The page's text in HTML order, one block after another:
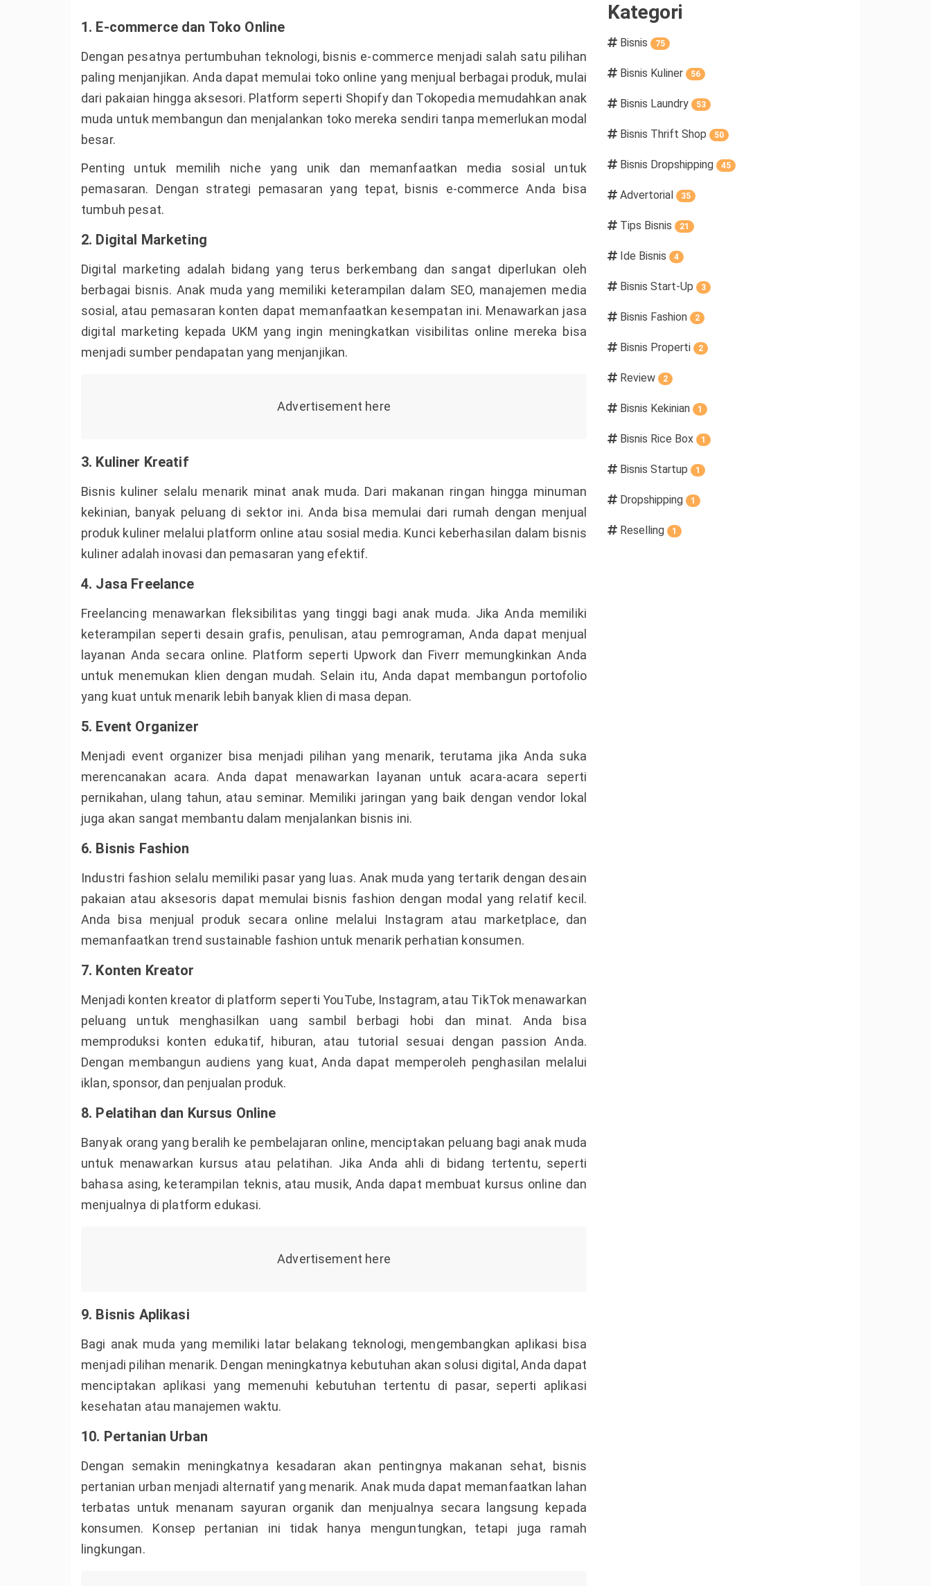
1. E-commerce dan Toko Online
Dengan pesatnya pertumbuhan teknologi, bisnis e-commerce menjadi salah satu pilihan
paling menjanjikan. Anda dapat memulai toko online yang menjual berbagai produk, mulai
dari pakaian hingga aksesori. Platform seperti Shopify dan Tokopedia memudahkan anak
muda untuk membangun dan menjalankan toko mereka sendiri tanpa memerlukan modal
besar.
Penting untuk memilih niche yang unik dan memanfaatkan media sosial untuk
pemasaran. Dengan strategi pemasaran yang tepat, bisnis e-commerce Anda bisa
tumbuh pesat.
2. Digital Marketing
Digital marketing adalah bidang yang terus berkembang dan sangat diperlukan oleh
berbagai bisnis. Anak muda yang memiliki keterampilan dalam SEO, manajemen media
sosial, atau pemasaran konten dapat memanfaatkan kesempatan ini. Menawarkan jasa
digital marketing kepada UKM yang ingin meningkatkan visibilitas online mereka bisa
menjadi sumber pendapatan yang menjanjikan.
3. Kuliner Kreatif
Bisnis kuliner selalu menarik minat anak muda. Dari makanan ringan hingga minuman
kekinian, banyak peluang di sektor ini. Anda bisa memulai dari rumah dengan menjual
produk kuliner melalui platform online atau sosial media. Kunci keberhasilan dalam bisnis
kuliner adalah inovasi dan pemasaran yang efektif.
4. Jasa Freelance
Freelancing menawarkan fleksibilitas yang tinggi bagi anak muda. Jika Anda memiliki
keterampilan seperti desain grafis, penulisan, atau pemrograman, Anda dapat menjual
layanan Anda secara online. Platform seperti Upwork dan Fiverr memungkinkan Anda
untuk menemukan klien dengan mudah. Selain itu, Anda dapat membangun portofolio
yang kuat untuk menarik lebih banyak klien di masa depan.
5. Event Organizer
Menjadi event organizer bisa menjadi pilihan yang menarik, terutama jika Anda suka
merencanakan acara. Anda dapat menawarkan layanan untuk acara-acara seperti
pernikahan, ulang tahun, atau seminar. Memiliki jaringan yang baik dengan vendor lokal
juga akan sangat membantu dalam menjalankan bisnis ini.
6. Bisnis Fashion
Industri fashion selalu memiliki pasar yang luas. Anak muda yang tertarik dengan desain
pakaian atau aksesoris dapat memulai bisnis fashion dengan modal yang relatif kecil.
Anda bisa menjual produk secara online melalui Instagram atau marketplace, dan
memanfaatkan trend sustainable fashion untuk menarik perhatian konsumen.
7. Konten Kreator
Menjadi konten kreator di platform seperti YouTube, Instagram, atau TikTok menawarkan
peluang untuk menghasilkan uang sambil berbagi hobi dan minat. Anda bisa
memproduksi konten edukatif, hiburan, atau tutorial sesuai dengan passion Anda.
Dengan membangun audiens yang kuat, Anda dapat memperoleh penghasilan melalui
iklan, sponsor, dan penjualan produk.
8. Pelatihan dan Kursus Online
Banyak orang yang beralih ke pembelajaran online, menciptakan peluang bagi anak muda
untuk menawarkan kursus atau pelatihan. Jika Anda ahli di bidang tertentu, seperti
bahasa asing, keterampilan teknis, atau musik, Anda dapat membuat kursus online dan
menjualnya di platform edukasi.
9. Bisnis Aplikasi
Bagi anak muda yang memiliki latar belakang teknologi, mengembangkan aplikasi bisa
menjadi pilihan menarik. Dengan meningkatnya kebutuhan akan solusi digital, Anda dapat
menciptakan aplikasi yang memenuhi kebutuhan tertentu di pasar, seperti aplikasi
kesehatan atau manajemen waktu.
10. Pertanian Urban
Dengan semakin meningkatnya kesadaran akan pentingnya makanan sehat, bisnis
pertanian urban menjadi alternatif yang menarik. Anak muda dapat memanfaatkan lahan
terbatas untuk menanam sayuran organik dan menjualnya secara langsung kepada
konsumen. Konsep pertanian ini tidak hanya menguntungkan, tetapi juga ramah
lingkungan.
Kategori
Bisnis 75
Bisnis Kuliner 56
Bisnis Laundry 53
Bisnis Thrift Shop 50
Bisnis Dropshipping 45
Advertorial 35
Tips Bisnis 21
Ide Bisnis 4
Bisnis Start-Up 3
Bisnis Fashion 2
Bisnis Properti 2
Review 2
Bisnis Kekinian 1
Bisnis Rice Box 1
Bisnis Startup 1
Dropshipping 1
Reselling 1